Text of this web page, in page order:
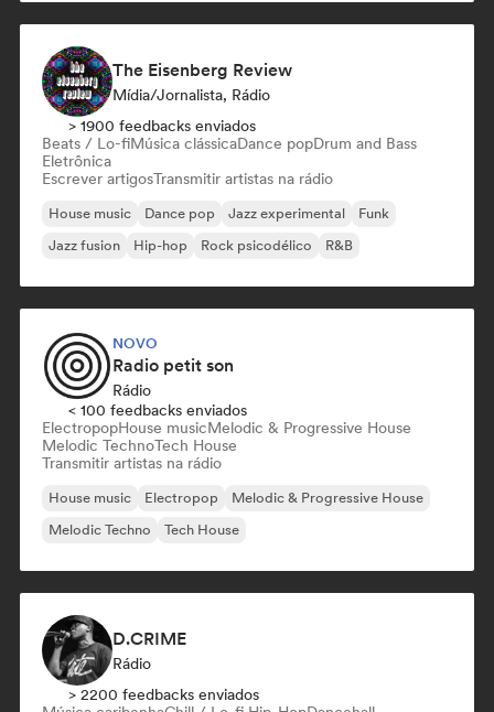
The Eisenberg Review
Mídia/Jornalista, Rádio
> 1900 feedbacks enviados
Beats / Lo-fiMúsica clássicaDance popDrum and Bass
Eletrônica
Escrever artigosTransmitir artistas na rádio
House music Dance pop Jazz experimental
Funk
Jazz fusion
Hip-hop Rock psicodélico R&B
NOVO
Radio petit son
Rádio
< 100 feedbacks enviados
ElectropopHouse musicMelodic & Progressive House
Melodic TechnoTech House
Transmitir artistas na rádio
House music Electropop
Melodic & Progressive House
Melodic Techno
Tech House
D.CRIME
Rádio
> 2200 feedbacks enviados